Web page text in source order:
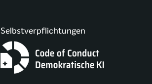
Selbstverpflichtungen